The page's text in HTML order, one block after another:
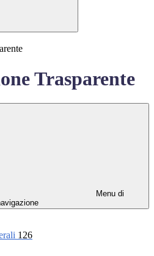
Trasparente
Menu di
126